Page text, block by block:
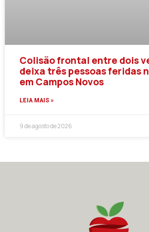
Colisão frontal entre dois
deixa três pessoas feridas
em Campos Novos
LEIA MAIS »
9 de agosto de 2026